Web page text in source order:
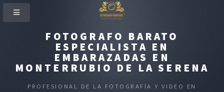
FOTOGRAFO BARATO
ESPECIALISTA EN
EMBARAZADAS EN
MONTERRUBIO DE LA SERENA
PROFESIONAL DE LA FOTOGRAFÍA Y VIDEO EN